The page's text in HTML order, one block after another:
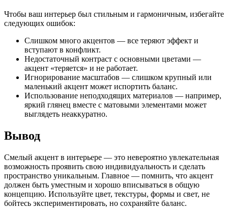
Чтобы ваш интерьер был стильным и гармоничным, избегайте
следующих ошибок:
Слишком много акцентов — все теряют эффект и
вступают в конфликт.
Недостаточный контраст с основными цветами —
акцент «теряется» и не работает.
Игнорирование масштабов — слишком крупный или
маленький акцент может испортить баланс.
Использование неподходящих материалов — например,
яркий глянец вместе с матовыми элементами может
выглядеть неаккуратно.
Вывод
Смелый акцент в интерьере — это невероятно увлекательная
возможность проявить свою индивидуальность и сделать
пространство уникальным. Главное — помнить, что акцент
должен быть уместным и хорошо вписываться в общую
концепцию. Используйте цвет, текстуры, формы и свет, не
бойтесь экспериментировать, но сохраняйте баланс.